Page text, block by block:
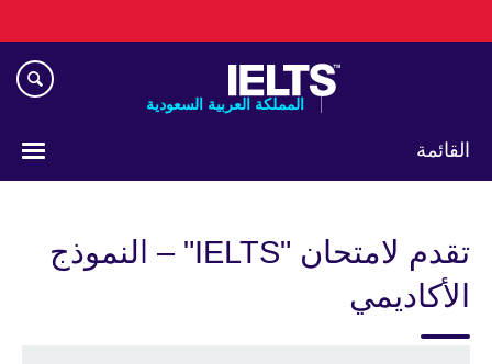
to
المملكة العربية السعودية
القائمة
تقدم لامتحان "IELTS" – النموذج
الأكاديمي